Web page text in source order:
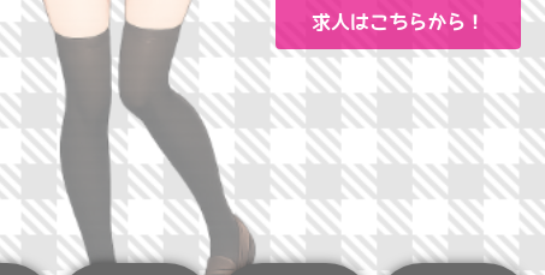
求人はこちらから！